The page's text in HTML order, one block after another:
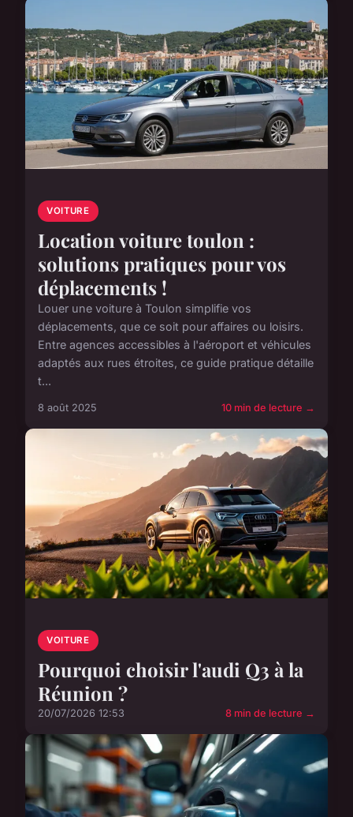
VOITURE
Location voiture toulon :
solutions pratiques pour vos
déplacements !
Louer une voiture à Toulon simplifie vos
déplacements, que ce soit pour affaires ou loisirs.
Entre agences accessibles à l'aéroport et véhicules
adaptés aux rues étroites, ce guide pratique détaille
t...
8 août 2025 10 min de lecture →
VOITURE
Pourquoi choisir l'audi Q3 à la
Réunion ?
20/07/2026 12:53 8 min de lecture →